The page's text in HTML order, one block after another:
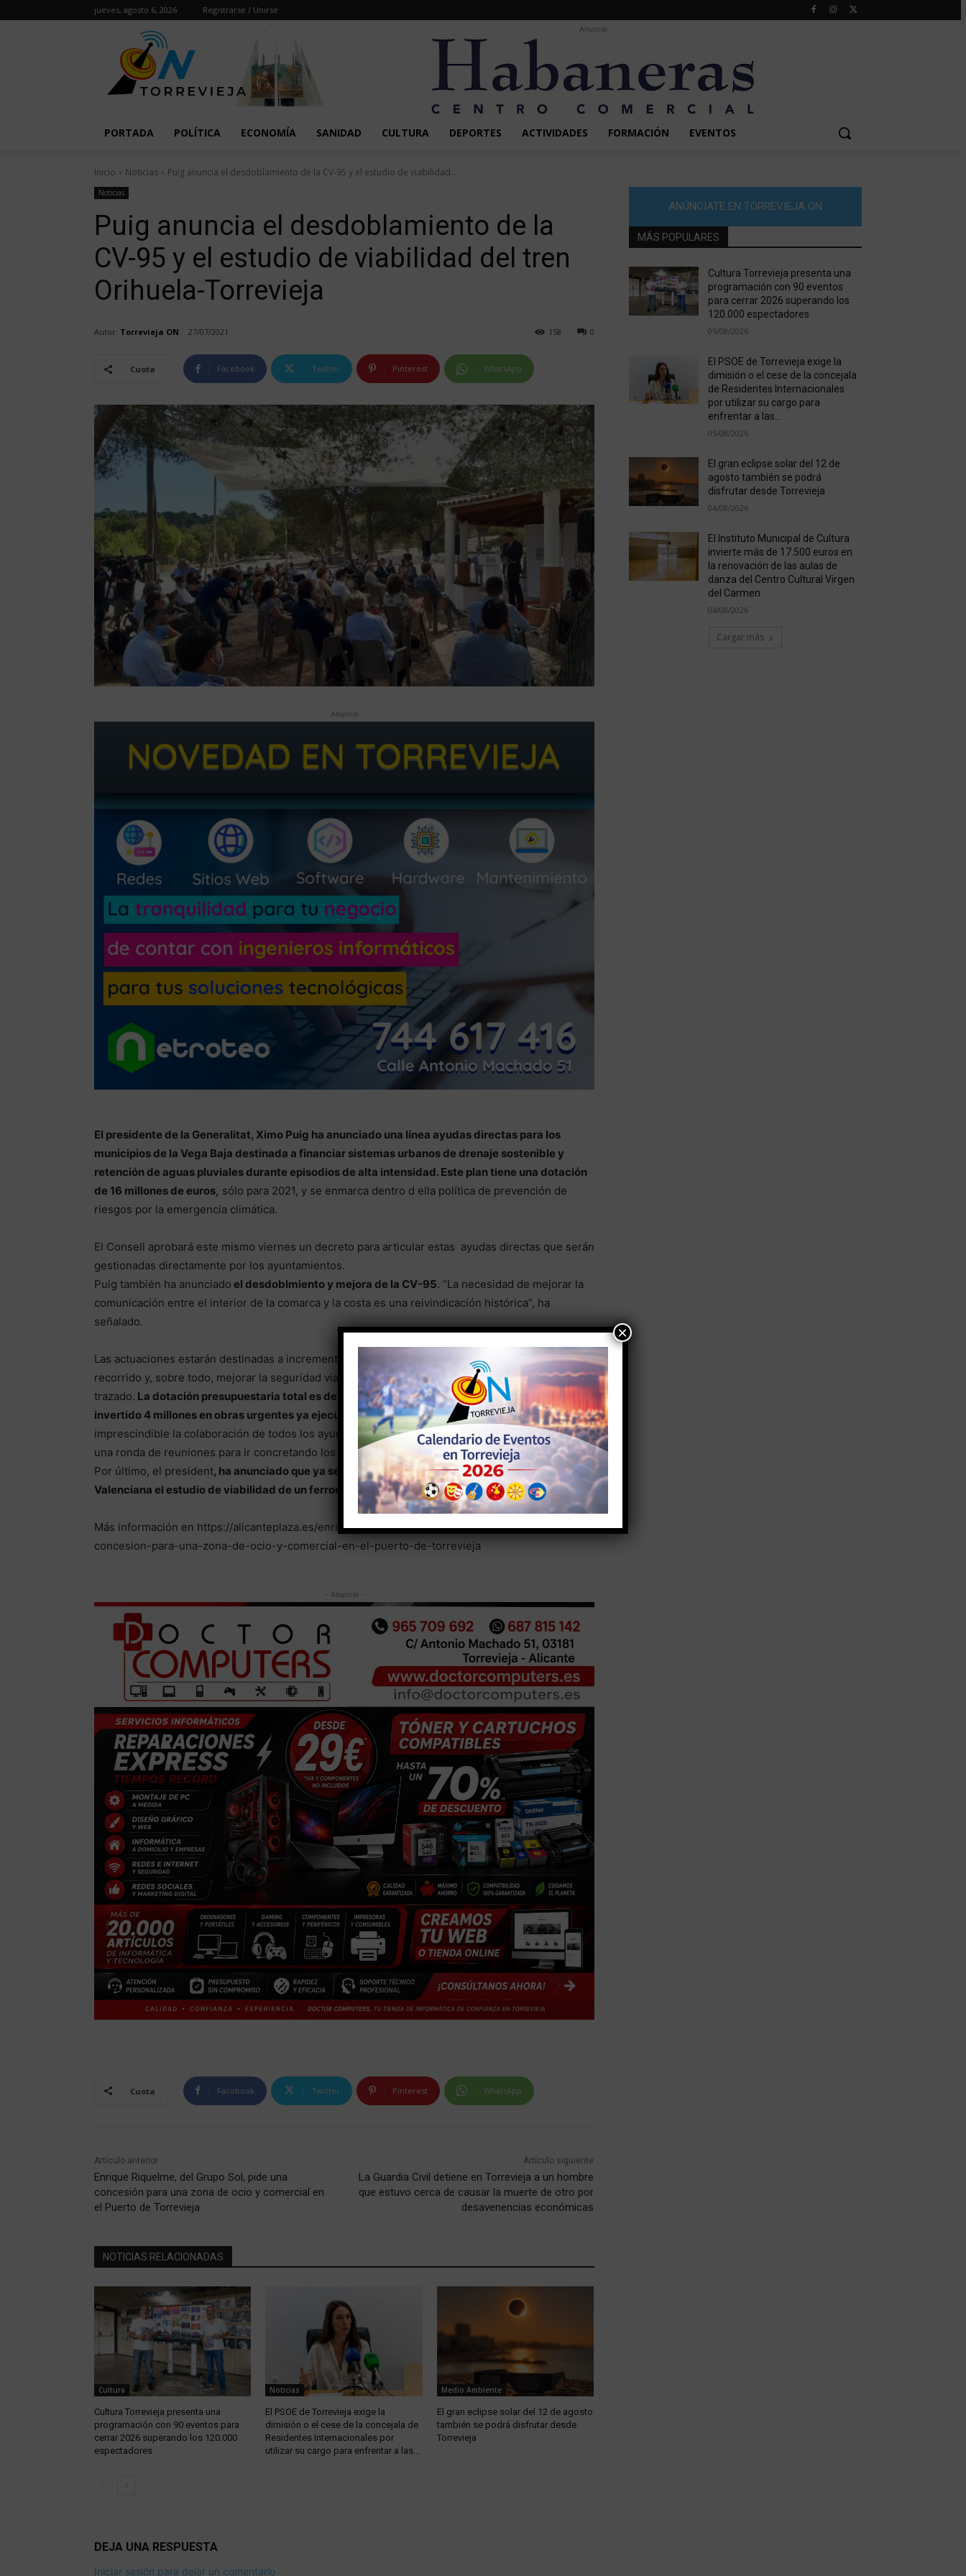
jueves, agosto 6, 2026 Registrarse / Unirse
Anuncio
PORTADA POLÍTICA ECONOMÍA SANIDAD CULTURA DEPORTES ACTIVIDADES FORMACIÓN EVENTOS
Inicio Noticias Puig anuncia el desdoblamiento de la CV-95 y el estudio de viabilidad...
Noticias
Puig anuncia el desdoblamiento de la
CV-95 y el estudio de viabilidad del tren
Orihuela-Torrevieja
Autor: Torrevieja ON 27/07/2021 0
158
Cuota Facebook Twitter Pinterest WhatsApp
Anuncio
El presidente de la Generalitat, Ximo Puig ha anunciado una línea ayudas directas para los
municipios de la Vega Baja destinada a financiar sistemas urbanos de drenaje sostenible y
retención de aguas pluviales durante episodios de alta intensidad. Este plan tiene una dotación
de 16 millones de euros, sólo para 2021, y se enmarca dentro d ella política de prevención de
riesgos por la emergencia climática.
El Consell aprobará este mismo viernes un decreto para articular estas ayudas directas que serán
gestionadas directamente por los ayuntamientos.
Puig también ha anunciado el desdoblmiento y mejora de la CV-95. “La necesidad de mejorar la
comunicación entre el interior de la comarca y la costa es una reivindicación histórica”, ha
señalado.
Las actuaciones estarán destinadas a incrementar la capacidad de la vía, reducir los tiempos de
recorrido y, sobre todo, mejorar la seguridad vial no solo en las intersecciones, sino en todo el
trazado. La dotación presupuestaria total es de 30 millones de euros, de los cuales ya se han
invertido 4 millones en obras urgentes ya ejecutadas.“Para acelerar los procesos es
imprescindible la colaboración de todos los ayuntamientos. En este sentido, al consellería iniciará
una ronda de reuniones para ir concretando los detalles de su ejecución”, ha añadido.
Por último, el president, ha anunciado que ya se ha encargado a Ferrocarrils de al Generalitat
Valenciana el estudio de viabilidad de un ferrocarril entre Orihuela y el litoral.
Más información en https://alicanteplaza.es/enrique-riquelme-del-grupo-sol-pide-una-
concesion-para-una-zona-de-ocio-y-comercial-en-el-puerto-de-torrevieja
- Anuncio -
Cuota Facebook Twitter Pinterest WhatsApp
Artículo anterior
Enrique Riquelme, del Grupo Sol, pide una
concesión para una zona de ocio y comercial en
el Puerto de Torrevieja
Artículo siguiente
La Guardia Civil detiene en Torrevieja a un hombre
que estuvo cerca de causar la muerte de otro por
desavenencias económicas
NOTICIAS RELACIONADAS
Cultura
Cultura Torrevieja presenta una
programación con 90 eventos para
cerrar 2026 superando los 120.000
espectadores
Noticias
El PSOE de Torrevieja exige la
dimisión o el cese de la concejala de
Residentes Internacionales por
utilizar su cargo para enfrentar a las...
Medio Ambiente
El gran eclipse solar del 12 de agosto
también se podrá disfrutar desde
Torrevieja
DEJA UNA RESPUESTA
Iniciar sesión para dejar un comentario
ANÚNCIATE EN TORREVIEJA ON
MÁS POPULARES
Cultura Torrevieja presenta una
programación con 90 eventos
para cerrar 2026 superando los
120.000 espectadores
05/08/2026
El PSOE de Torrevieja exige la
dimisión o el cese de la concejala
de Residentes Internacionales
por utilizar su cargo para
enfrentar a las...
05/08/2026
El gran eclipse solar del 12 de
agosto también se podrá
disfrutar desde Torrevieja
04/08/2026
El Instituto Municipal de Cultura
invierte más de 17.500 euros en
la renovación de las aulas de
danza del Centro Cultural Virgen
del Carmen
04/08/2026
Cargar más
×